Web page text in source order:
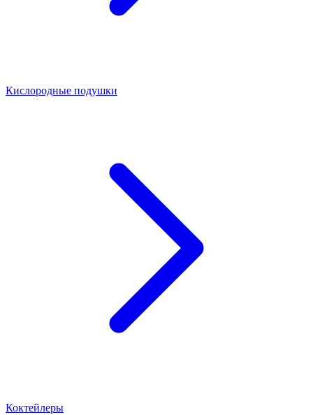
Кислородные подушки
Коктейлеры